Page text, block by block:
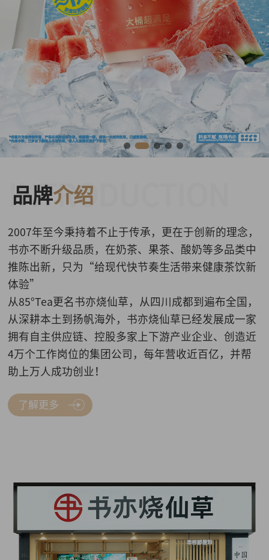
INTRODUCTION
品牌介绍
2007年至今秉持着不止于传承，更在于创新的理念，
书亦不断升级品质，在奶茶、果茶、酸奶等多品类中
推陈出新，只为“给现代快节奏生活带来健康茶饮新
体验”
从85°Tea更名书亦烧仙草，从四川成都到遍布全国，
从深耕本土到扬帆海外，书亦烧仙草已经发展成一家
拥有自主供应链、控股多家上下游产业企业、创造近
4万个工作岗位的集团公司，每年营收近百亿，并帮
助上万人成功创业！
了解更多